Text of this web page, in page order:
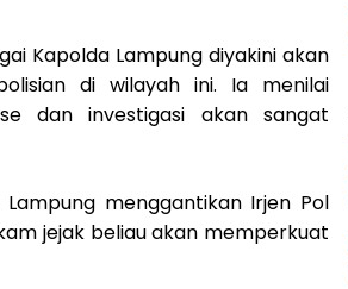
Kapolda Lampung diyakini akan
di wilayah ini. Ia menilai
dan investigasi akan sangat
menggantikan Irjen Pol
jejak beliau akan memperkuat